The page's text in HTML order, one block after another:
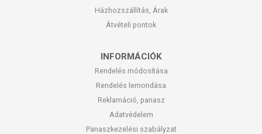
Házhozszállítás, Árak
Átvételi pontok
INFORMÁCIÓK
Rendelés módosítása
Rendelés lemondása
Reklamáció, panasz
Adatvédelem
Panaszkezelési szabályzat